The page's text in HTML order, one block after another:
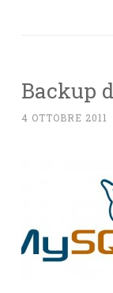
Backup
4 OTTOBRE 2011